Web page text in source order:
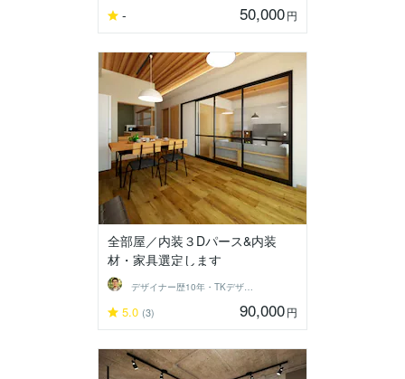
- 50,000円
全部屋／内装３Dパース&内装
材・家具選定します
デザイナー歴10年・TKデザイン工房
5.0 (3) 90,000円